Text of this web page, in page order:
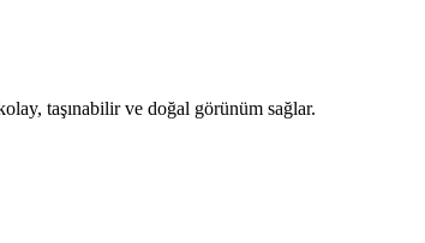
taşınabilir ve doğal görünüm sağlar.